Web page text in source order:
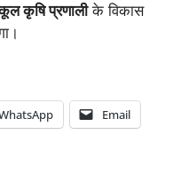
कृषि प्रणालीके विकास
Email